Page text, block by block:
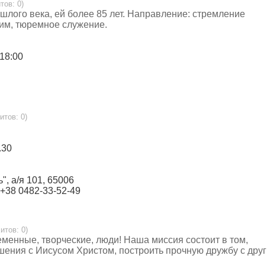
0)
века, ей более 85 лет. Направление: стремление
тюремное служение.
0)
а/я 101, 65006
0482-33-52-49
0)
творческие, люди! Наша миссия состоит в том,
с Иисусом Христом, построить прочную дружбу с друг